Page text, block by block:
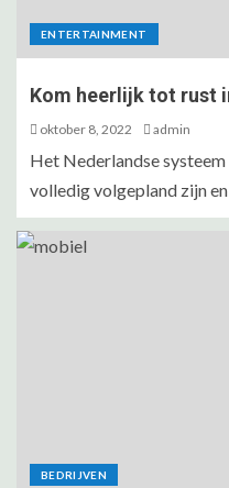
ENTERTAINMENT
Kom heerlijk tot rust
oktober 8, 2022 admin
Het Nederlandse
volledig volgepland zijn
BEDRIJVEN